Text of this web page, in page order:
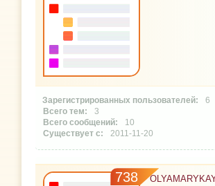
6
3
10
2011-11-20
738